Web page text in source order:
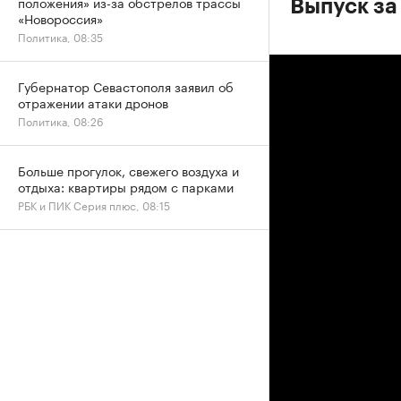
Выпуск
«Новороссия»
Политика, 08:35
Губернатор Севастополя заявил об
отражении атаки дронов
Политика, 08:26
Больше прогулок, свежего воздуха и
отдыха: квартиры рядом с парками
РБК и ПИК Серия плюс, 08:15